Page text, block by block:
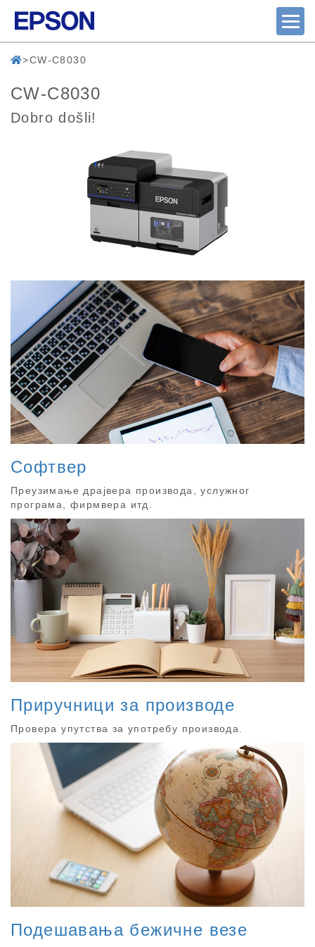
CW-C8030
CW-C8030
Dobro došli!
Софтвер
Преузимање драјвера производа, услужног
програма, фирмвера итд.
Приручници за производе
Провера упутства за употребу производа.
Подешавања бежичне везе